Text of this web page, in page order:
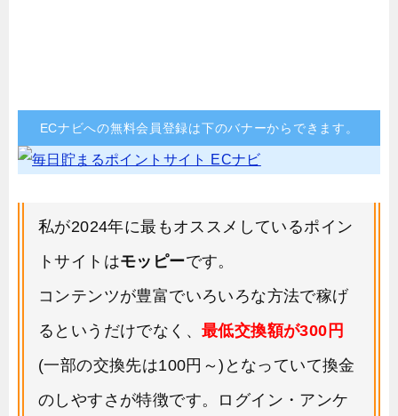
ECナビへの無料会員登録は下のバナーからできます。
私が2024年に最もオススメしているポイン
トサイトはモッピーです。
コンテンツが豊富でいろいろな方法で稼げ
るというだけでなく、 最低交換額が300円
(一部の交換先は100円～)となっていて換金
のしやすさが特徴です。ログイン・アンケ